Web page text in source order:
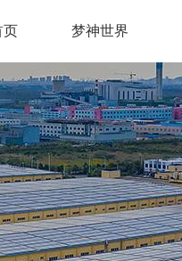
页 梦神世界